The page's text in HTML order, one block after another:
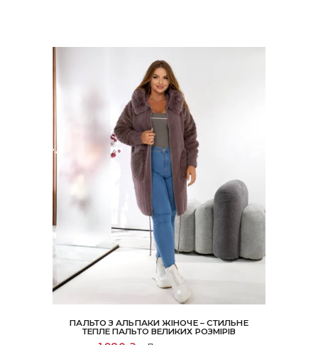
ПАЛЬТО З АЛЬПАКИ ЖІНОЧЕ – СТИЛЬНЕ
ТЕПЛЕ ПАЛЬТО ВЕЛИКИХ РОЗМІРІВ